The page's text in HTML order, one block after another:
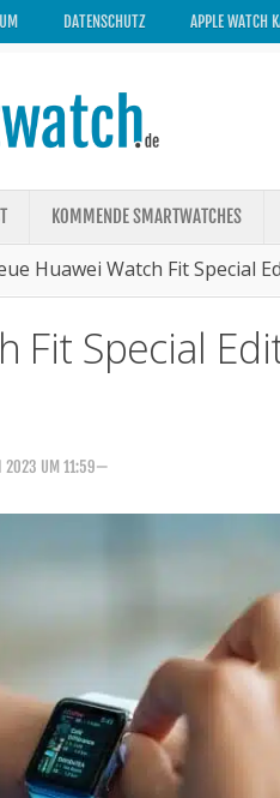
DATENSCHUTZ APPLE WATCH
KOMMENDE SMARTWATCHES
Huawei Watch Fit Special
Fit Special
2023 UM 11:59—